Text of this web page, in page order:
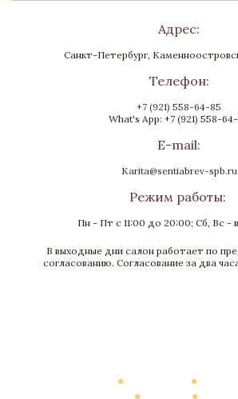
Адрес:
Санкт-Петербург,
Телефон:
+7 (921) 558-64-85
What's App: +7 (921) 558-
E-mail:
Karita@sentiabrev-spb.ru
Режим работы:
Пн - Пт с 11:00 до 20:00; Сб, Вс -
В выходные дни салон работает по
согласованию. Согласование за два